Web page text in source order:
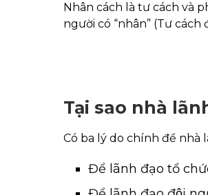
Nhân cách là tư cách và
người có “nhân” (Tư
Tại sao nhà
Có ba lý do chính để nhà
Để lãnh đạo tổ